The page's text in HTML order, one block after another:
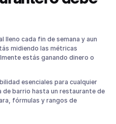
más importante que
platillo: lo que realmente te
cost %
y aumentar el gasto por
lleno cada fin de semana y aun
midiendo las métricas
estás ganando dinero o
esenciales para cualquier
barrio hasta un restaurante de
fórmulas y rangos de